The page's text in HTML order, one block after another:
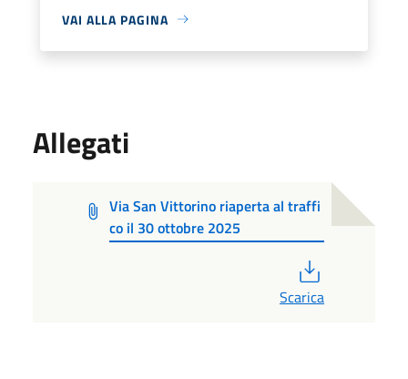
VAI ALLA PAGINA
Allegati
Via San Vittorino riaperta al traffi
co il 30 ottobre 2025
Scarica